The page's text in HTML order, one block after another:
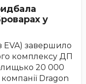
у
завершило
комплексу ДП
20 000
Dragon